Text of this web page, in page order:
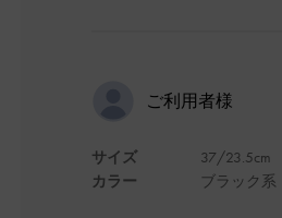
ご利用者様
サイズ
カラー
37/23.5cm
ブラック系